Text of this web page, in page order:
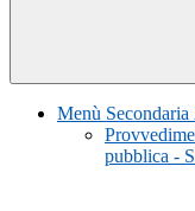
Menù Secondaria
pubblica -